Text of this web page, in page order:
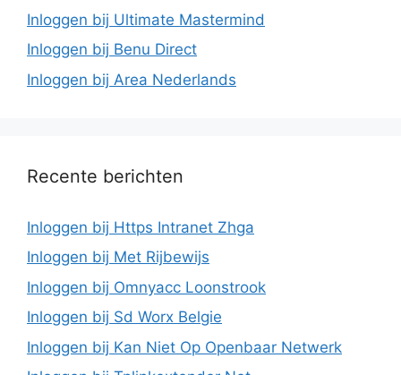
Inloggen bij Ultimate Mastermind
Inloggen bij Benu Direct
Inloggen bij Area Nederlands
Recente berichten
Inloggen bij Https Intranet Zhga
Inloggen bij Met Rijbewijs
Inloggen bij Omnyacc Loonstrook
Inloggen bij Sd Worx Belgie
Inloggen bij Kan Niet Op Openbaar Netwerk